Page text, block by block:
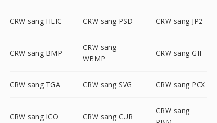
CRW sang HEIC CRW sang PSD CRW sang JP2
CRW sang BMP
CRW sang
WBMP
CRW sang GIF
CRW sang TGA CRW sang SVG CRW sang PCX
CRW sang ICO CRW sang CUR
CRW sang